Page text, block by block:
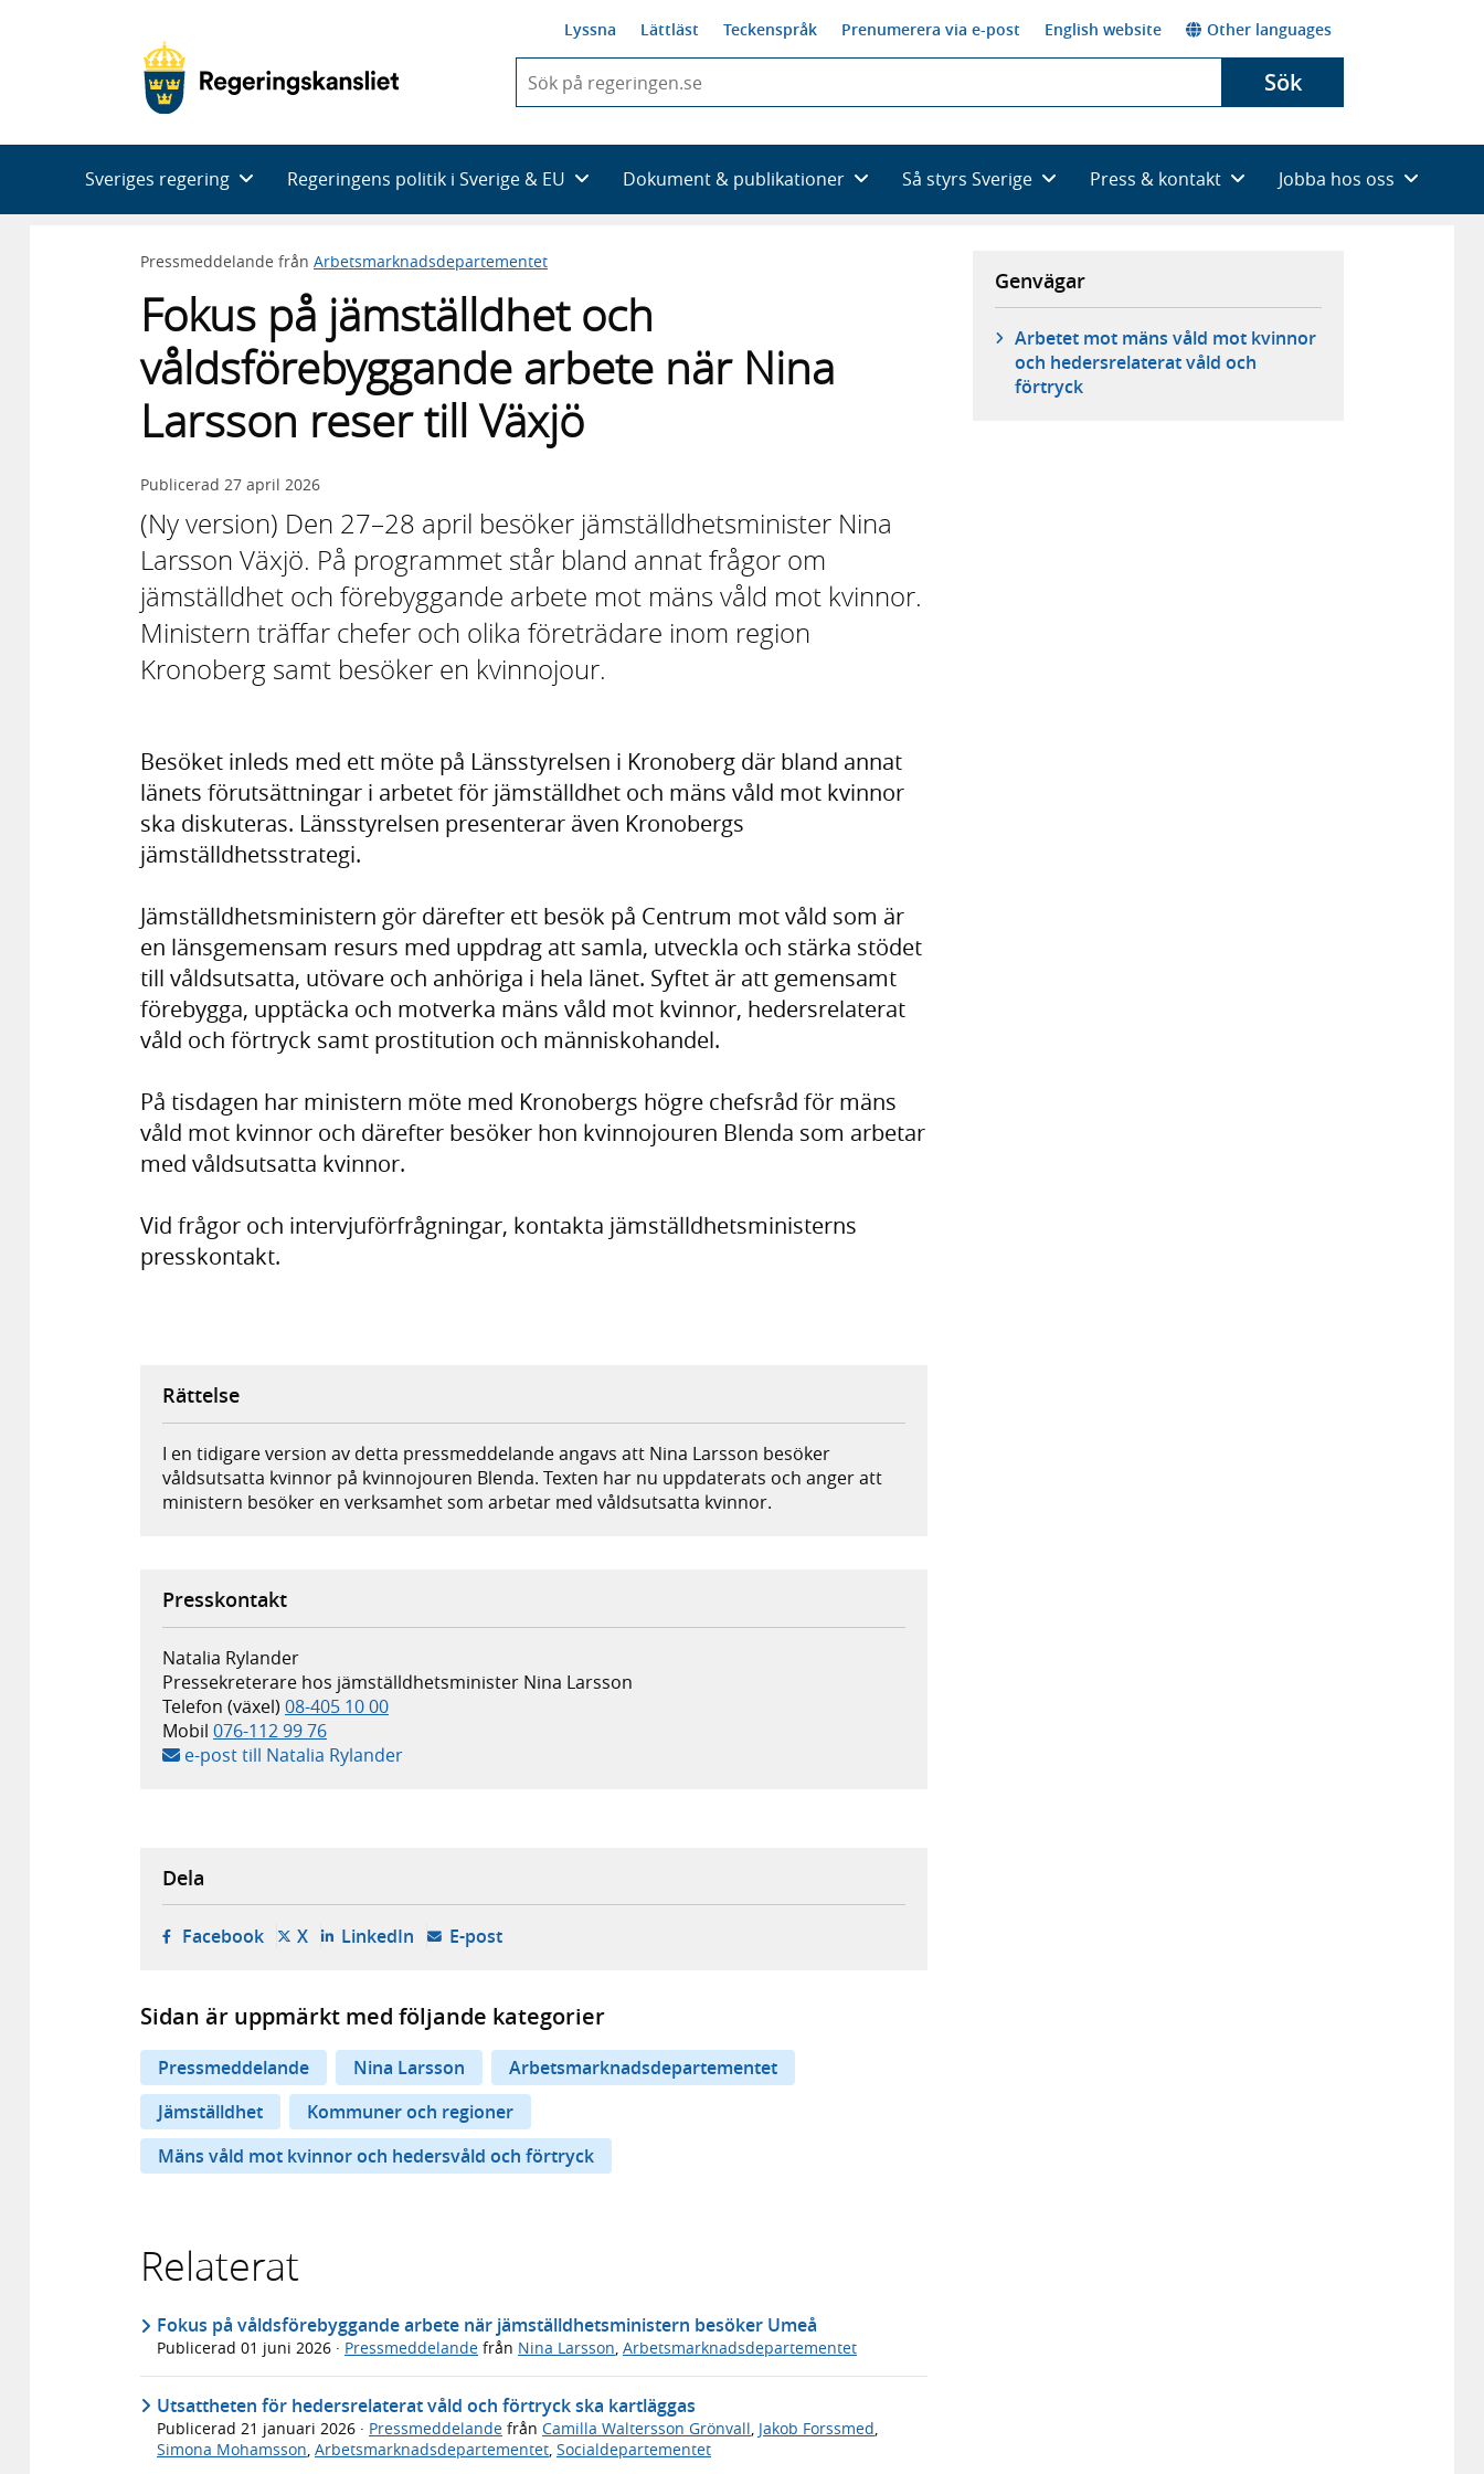
Lyssna Lättläst Teckenspråk Prenumerera via e-post English website Other languages
du
skriva
framträder
en
med
Sök
Sveriges regering Regeringens politik i Sverige & EU Dokument & publikationer Så styrs Sverige Press & kontakt Jobba hos oss
Pressmeddelande från Arbetsmarknadsdepartementet
Fokus på jämställdhet och
våldsförebyggande arbete när Nina
Larsson reser till Växjö
Publicerad 27 april 2026
(Ny version) Den 27–28 april besöker jämställdhetsminister Nina
Larsson Växjö. På programmet står bland annat frågor om
jämställdhet och förebyggande arbete mot mäns våld mot kvinnor.
Ministern träffar chefer och olika företrädare inom region
Kronoberg samt besöker en kvinnojour.
Besöket inleds med ett möte på Länsstyrelsen i Kronoberg där bland annat
länets förutsättningar i arbetet för jämställdhet och mäns våld mot kvinnor
ska diskuteras. Länsstyrelsen presenterar även Kronobergs
jämställdhetsstrategi.
Jämställdhetsministern gör därefter ett besök på Centrum mot våld som är
en länsgemensam resurs med uppdrag att samla, utveckla och stärka stödet
till våldsutsatta, utövare och anhöriga i hela länet. Syftet är att gemensamt
förebygga, upptäcka och motverka mäns våld mot kvinnor, hedersrelaterat
våld och förtryck samt prostitution och människohandel.
På tisdagen har ministern möte med Kronobergs högre chefsråd för mäns
våld mot kvinnor och därefter besöker hon kvinnojouren Blenda som arbetar
med våldsutsatta kvinnor.
Vid frågor och intervjuförfrågningar, kontakta jämställdhetsministerns
presskontakt.
Rättelse
I en tidigare version av detta pressmeddelande angavs att Nina Larsson besöker
våldsutsatta kvinnor på kvinnojouren Blenda. Texten har nu uppdaterats och anger att
ministern besöker en verksamhet som arbetar med våldsutsatta kvinnor.
Presskontakt
Natalia Rylander
Pressekreterare hos jämställdhets­minister Nina Larsson
Telefon (växel) 08-405 10 00
Mobil 076-112 99 76
e-post till Natalia Rylander
Genvägar
Arbetet mot mäns våld mot kvinnor
och hedersrelaterat våld och
förtryck
Dela
Facebook- öppnas i ny flik, extern webbplats,
X- öppnas i ny flik, extern webbplats,
LinkedIn- öppnas i ny flik, extern webbplats,
E-post- öppnar din e-postklient,
Sidan är uppmärkt med följande kategorier
Pressmeddelande Nina Larsson
Arbetsmarknadsdepartementet
Jämställdhet
Kommuner och regioner
Mäns våld mot kvinnor och hedersvåld och förtryck
Relaterat
Fokus på våldsförebyggande arbete när jämställdhetsministern besöker Umeå
Publicerad 01 juni 2026 · Pressmeddelande från Nina Larsson, Arbetsmarknadsdepartementet
Utsattheten för hedersrelaterat våld och förtryck ska kartläggas
Publicerad 21 januari 2026 · Pressmeddelande från Camilla Waltersson Grönvall, Jakob Forssmed,
Simona Mohamsson, Arbetsmarknadsdepartementet, Socialdepartementet